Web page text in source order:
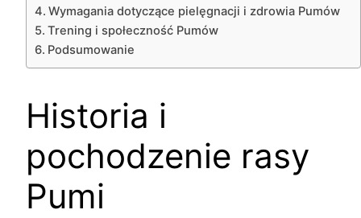
Wymagania dotyczące pielęgnacji i zdrowia Pumów
Trening i społeczność Pumów
Podsumowanie
Historia i
pochodzenie rasy
Pumi